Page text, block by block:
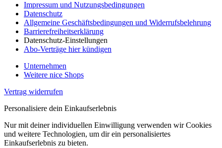
Impressum und Nutzungsbedingungen
Datenschutz
Allgemeine Geschäftsbedingungen und Widerrufsbelehrung
Barrierefreiheitserklärung
Datenschutz-Einstellungen
Abo-Verträge hier kündigen
Unternehmen
Weitere nice Shops
Vertrag widerrufen
Personalisiere dein Einkaufserlebnis
Nur mit deiner individuellen Einwilligung verwenden wir Cookies
und weitere Technologien, um dir ein personalisiertes
Einkaufserlebnis zu bieten.